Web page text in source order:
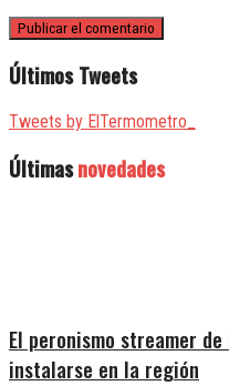
Últimos Tweets
Tweets by ElTermometro_
Últimasnovedades
El peronismo streamer
instalarse en la región